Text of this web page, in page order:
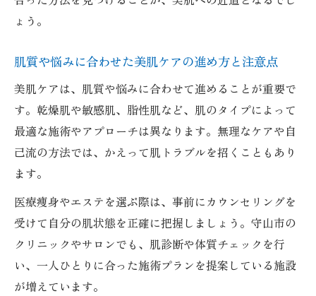
ょう。
肌質や悩みに合わせた美肌ケアの進め方と注意点
美肌ケアは、肌質や悩みに合わせて進めることが重要で
す。乾燥肌や敏感肌、脂性肌など、肌のタイプによって
最適な施術やアプローチは異なります。無理なケアや自
己流の方法では、かえって肌トラブルを招くこともあり
ます。
医療痩身やエステを選ぶ際は、事前にカウンセリングを
受けて自分の肌状態を正確に把握しましょう。守山市の
クリニックやサロンでも、肌診断や体質チェックを行
い、一人ひとりに合った施術プランを提案している施設
が増えています。